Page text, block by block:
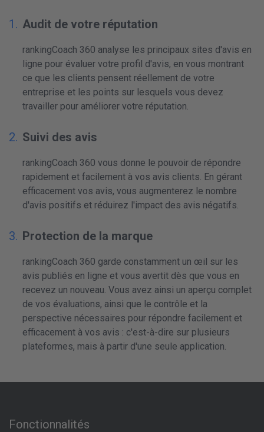
Audit de votre réputation
rankingCoach 360 analyse les principaux sites d'avis en
ligne pour évaluer votre profil d'avis, en vous montrant
ce que les clients pensent réellement de votre
entreprise et les points sur lesquels vous devez
travailler pour améliorer votre réputation.
Suivi des avis
rankingCoach 360 vous donne le pouvoir de répondre
rapidement et facilement à vos avis clients. En gérant
efficacement vos avis, vous augmenterez le nombre
d'avis positifs et réduirez l'impact des avis négatifs.
Protection de la marque
rankingCoach 360 garde constamment un œil sur les
avis publiés en ligne et vous avertit dès que vous en
recevez un nouveau. Vous avez ainsi un aperçu complet
de vos évaluations, ainsi que le contrôle et la
perspective nécessaires pour répondre facilement et
efficacement à vos avis : c'est-à-dire sur plusieurs
plateformes, mais à partir d'une seule application.
Fonctionnalités